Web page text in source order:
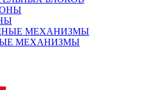
МЕХАНИЗМЫ